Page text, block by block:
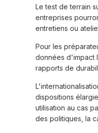
Le test de terrain
entreprises
entretiens ou
Pour les
données d'impact
rapports de
dispositions
utilisation au cas
des politiques, la